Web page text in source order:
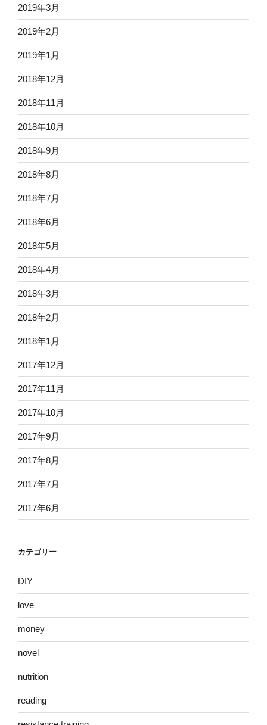
2019年3月
2019年2月
2019年1月
2018年12月
2018年11月
2018年10月
2018年9月
2018年8月
2018年7月
2018年6月
2018年5月
2018年4月
2018年3月
2018年2月
2018年1月
2017年12月
2017年11月
2017年10月
2017年9月
2017年8月
2017年7月
2017年6月
カテゴリー
DIY
love
money
novel
nutrition
reading